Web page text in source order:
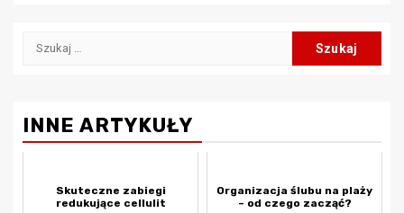
Szukaj:
INNE ARTYKUŁY
Skuteczne zabiegi
redukujące cellulit
Organizacja ślubu na plaży
– od czego zacząć?